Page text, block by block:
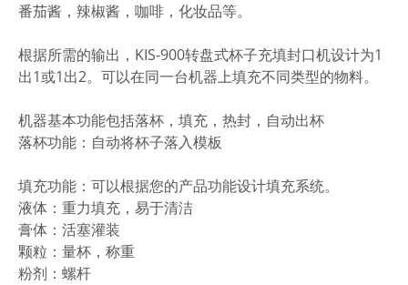
番茄酱，辣椒酱，咖啡，化妆品等。
根据所需的输出，KIS-900转盘式杯子充填封口机设计为1
出1或1出2。可以在同一台机器上填充不同类型的物料。
机器基本功能包括落杯，填充，热封，自动出杯
落杯功能：自动将杯子落入模板
填充功能：可以根据您的产品功能设计填充系统。
液体：重力填充，易于清洁
膏体：活塞灌装
颗粒：量杯，称重
粉剂：螺杆